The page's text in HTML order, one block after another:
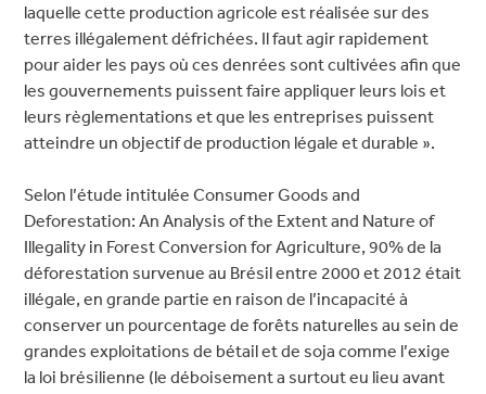
laquelle cette production agricole est réalisée sur des
terres illégalement défrichées. Il faut agir rapidement
pour aider les pays où ces denrées sont cultivées afin que
les gouvernements puissent faire appliquer leurs lois et
leurs règlementations et que les entreprises puissent
atteindre un objectif de production légale et durable ».
Selon l’étude intitulée Consumer Goods and
Deforestation: An Analysis of the Extent and Nature of
Illegality in Forest Conversion for Agriculture, 90% de la
déforestation survenue au Brésil entre 2000 et 2012 était
illégale, en grande partie en raison de l’incapacité à
conserver un pourcentage de forêts naturelles au sein de
grandes exploitations de bétail et de soja comme l’exige
la loi brésilienne (le déboisement a surtout eu lieu avant